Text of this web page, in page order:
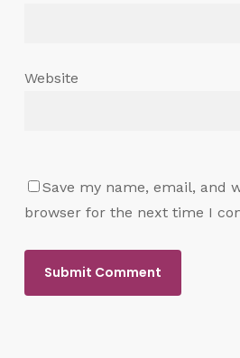
Website
Save my name, email, and
browser for the next time I